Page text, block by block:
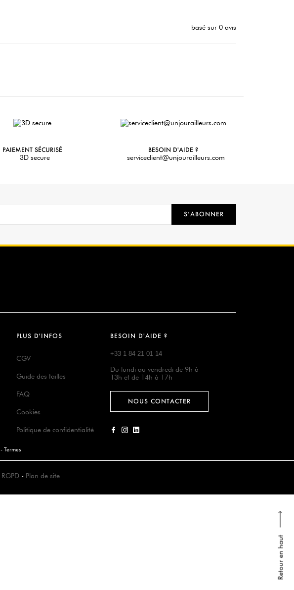
Retour en haut
basé sur 0 avis
PAIEMENT SÉCURISÉ
3D secure
BESOIN D'AIDE ?
serviceclient@unjourailleurs.com
S’ABONNER
PLUS D'INFOS
CGV
Guide des tailles
FAQ
Cookies
Politique de confidentialité
BESOIN D'AIDE ?
+33 1 84 21 01 14
Du lundi au vendredi de 9h à
13h et de 14h à 17h
NOUS CONTACTER
- Termes
RGPD- Plan de site